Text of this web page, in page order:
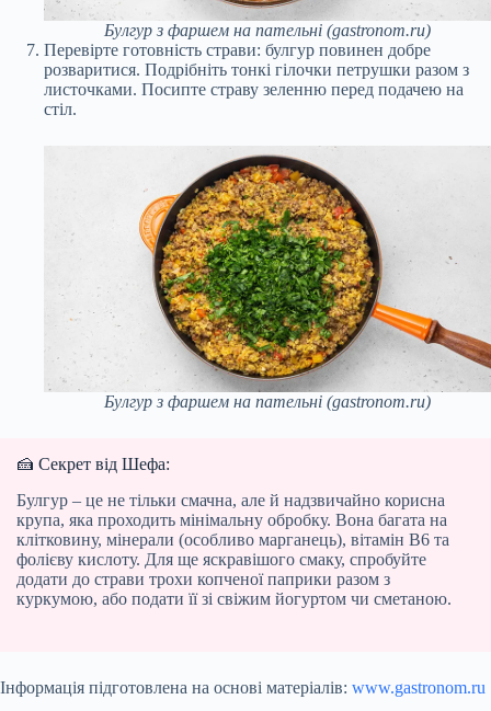
Булгур з фаршем на пательні (gastronom.ru)
Перевірте готовність страви: булгур повинен добре
розваритися. Подрібніть тонкі гілочки петрушки разом з
листочками. Посипте страву зеленню перед подачею на
стіл.
Булгур з фаршем на пательні (gastronom.ru)
🍰 Секрет від Шефа:
Булгур – це не тільки смачна, але й надзвичайно корисна
крупа, яка проходить мінімальну обробку. Вона багата на
клітковину, мінерали (особливо марганець), вітамін B6 та
фолієву кислоту. Для ще яскравішого смаку, спробуйте
додати до страви трохи копченої паприки разом з
куркумою, або подати її зі свіжим йогуртом чи сметаною.
Інформація підготовлена на основі матеріалів: www.gastronom.ru